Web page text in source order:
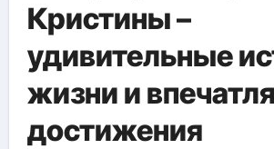
Кристины –
удивительные
жизни и
достижения